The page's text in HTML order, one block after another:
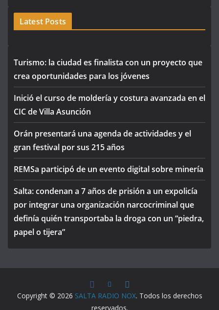
Latest Posts
Turismo: la ciudad es finalista con un proyecto que
crea oportunidades para los jóvenes
Inició el curso de moldería y costura avanzada en el
CIC de Villa Asunción
Orán presentará una agenda de actividades y el
gran festival por sus 215 años
REMSa participó de un evento digital sobre minería
Salta: condenan a 7 años de prisión a un expolicía
por integrar una organización narcocriminal que
definía quién transportaba la droga con un “piedra,
papel o tijera”
Copyright © 2026 SALTA RADIO NOX. Todos los derechos
reservados.